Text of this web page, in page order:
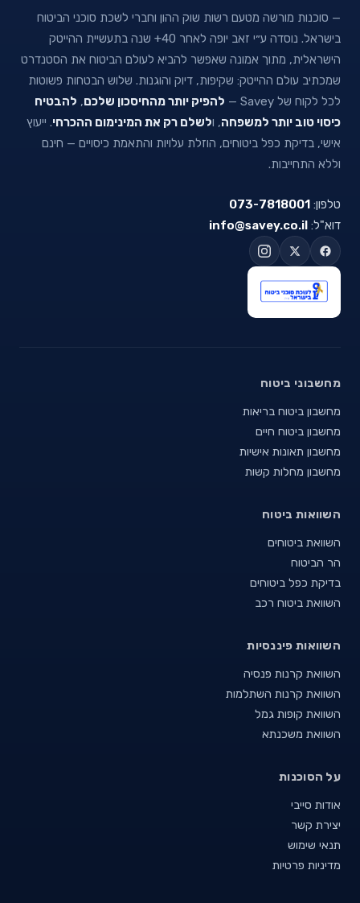
— סוכנות מורשה מטעם רשות שוק ההון וחברי לשכת סוכני הביטוח
בישראל. נוסדה ע״י זאב יופה לאחר 40+ שנה בתעשיית ההייטק
הישראלית, מתוך אמונה שאפשר להביא לעולם הביטוח את הסטנדרט
שמכתיב עולם ההייטק: שקיפות, דיוק והוגנות. שלוש הבטחות פשוטות
לכל לקוח של Savey —
להפיק יותר מהחיסכון שלכם, להבטיח
כיסוי טוב יותר למשפחה, ולשלם רק את המינימום ההכרחי. ייעוץ
אישי, בדיקת כפל ביטוחים, הוזלת עלויות והתאמת כיסויים — חינם
וללא התחייבות.
טלפון: 073-7818001
דוא"ל: info@savey.co.il
מחשבוני ביטוח
מחשבון ביטוח בריאות
מחשבון ביטוח חיים
מחשבון תאונות אישיות
מחשבון מחלות קשות
השוואות ביטוח
השוואת ביטוחים
הר הביטוח
בדיקת כפל ביטוחים
השוואת ביטוח רכב
השוואות פיננסיות
השוואת קרנות פנסיה
השוואת קרנות השתלמות
השוואת קופות גמל
השוואת משכנתא
על הסוכנות
אודות סייבי
יצירת קשר
תנאי שימוש
מדיניות פרטיות